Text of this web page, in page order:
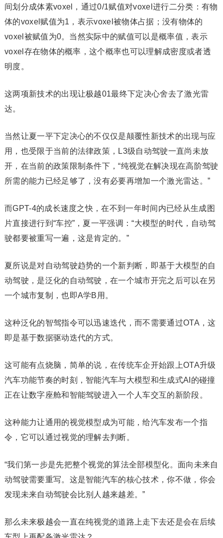
间划分成体素voxel，通过0/1赋值对voxel进行二分类：有物
体的voxel赋值为1，表示voxel被物体占据；没有物体的
voxel被赋值为0。当然实际中的赋值可以是概率值，表示
voxel存在物体的概率，这个概率也可以理解成密度或者透
明度。
这两项新技术的出现让极越01最终下定决心舍去了激光雷
达。‍
当然让夏一平下定决心的不仅仅是颠覆性新技术的出现与应
用，也受限于当前的法律政策，L3级自动驾驶一直尚未放
开，在当前的政策限制条件下，“纯视觉在解决现在高阶驾驶
所需的能力已经足够了，没有必要再增加一个激光雷达。”
而GPT-4的成长速度之快，在不到一年时间内已经从生成图
片直接进行到“车控”，夏一平强调：“大模型的时代，自动驾
驶都要被重写一遍，这是肯定的。”
夏所说是对自动驾驶趋势的一个新判断，即基于大模型的自
动驾驶，是泛化的自动驾驶，在一个城市开完之后可以在另
一个城市复制，也即A学B用。
这种泛化的智驾指令可以迅速迭代，而不需要通过OTA，这
即是基于数据驱动迭代的方式。‍‍‍‍‍‍‍‍‍‍‍‍‍
这可能有点烧脑，简单的说，在传统车企开始跟上OTA升级
汽车功能节奏的时刻，智能汽车与大模型和生成式AI的碰撞
正在让数字座舱和智能驾驶进入一个人车交互的新阶段。‍
这种能力让通用的视觉模型成为可能，给汽车发布一个指
令，它可以通过视觉的理解去判断。
“我们第一步是先把整个视觉的算法全部模型化。面向未来自
动驾驶需要重写。这是智能汽车的核心技术，你不做，你会
发现未来自动驾驶会比别人越来越差。”
那么未来极越会一直在纯视觉的道路上走下去还是会在后续